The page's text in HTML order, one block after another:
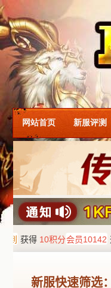
网站首页 新服评测